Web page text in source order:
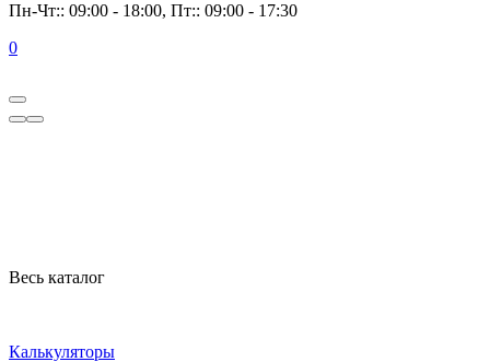
Пн-Чт:: 09:00 - 18:00, Пт:: 09:00 - 17:30
0
Весь каталог
Калькуляторы